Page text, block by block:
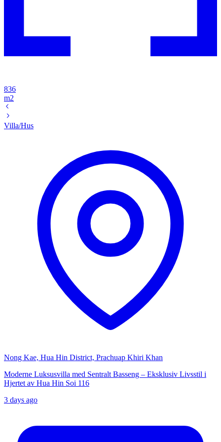
836
m2
Villa/Hus
Nong Kae, Hua Hin District, Prachuap Khiri Khan
Moderne Luksusvilla med Sentralt Basseng – Eksklusiv Livsstil i
Hjertet av Hua Hin Soi 116
3 days ago